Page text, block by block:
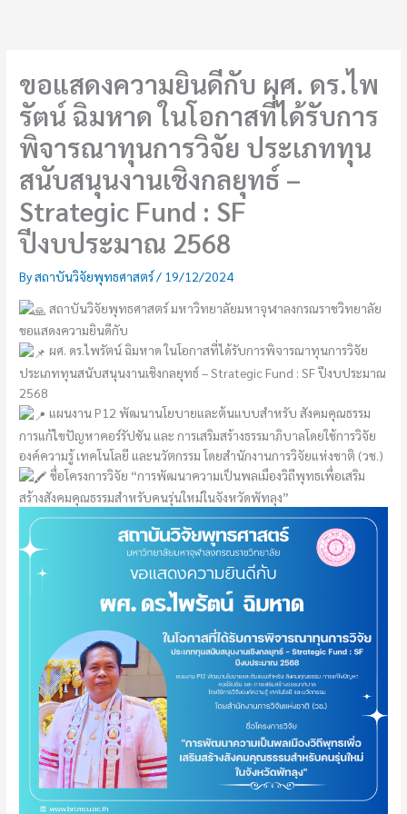
ขอแสดงความยินดีกับ ผศ. ดร.ไพ
รัตน์ ฉิมหาด ในโอกาสที่ได้รับการ
พิจารณาทุนการวิจัย ประเภททุน
สนับสนุนงานเชิงกลยุทธ์ –
Strategic Fund : SF
ปีงบประมาณ 2568
Byสถาบันวิจัยพุทธศาสตร์/ 19/12/2024
สถาบันวิจัยพุทธศาสตร์ มหาวิทยาลัยมหาจุฬาลงกรณราชวิทยาลัย
ขอแสดงความยินดีกับ
ผศ. ดร.ไพรัตน์ ฉิมหาด ในโอกาสที่ได้รับการพิจารณาทุนการวิจัย
ประเภททุนสนับสนุนงานเชิงกลยุทธ์ – Strategic Fund : SF ปีงบประมาณ
2568
แผนงาน P12 พัฒนานโยบายและต้นแบบสำหรับ สังคมคุณธรรม
การแก้ไขปัญหาคอร์รัปชัน และ การเสริมสร้างธรรมาภิบาลโดยใช้การวิจัย
องค์ความรู้ เทคโนโลยี และนวัตกรรม โดยสำนักงานการวิจัยแห่งชาติ (วช.)
ชื่อโครงการวิจัย “การพัฒนาความเป็นพลเมืองวิถีพุทธเพื่อเสริม
สร้างสังคมคุณธรรมสำหรับคนรุ่นใหม่ในจังหวัดพัทลุง”